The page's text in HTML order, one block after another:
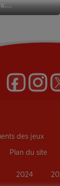
des jeux
Plan du site
2024